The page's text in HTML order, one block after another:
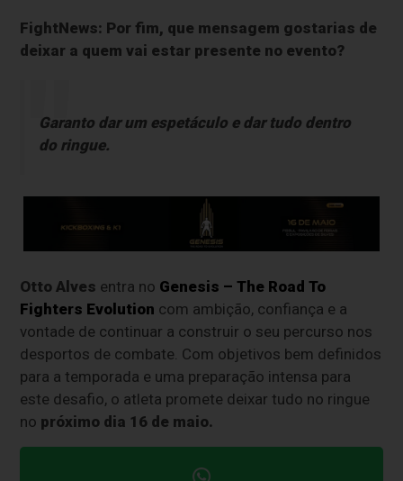
FightNews: Por fim, que mensagem gostarias de
deixar a quem vai estar presente no evento?
Garanto dar um espetáculo e dar tudo dentro
do ringue.
Otto Alves entra no Genesis – The Road To
Fighters Evolution com ambição, confiança e a
vontade de continuar a construir o seu percurso nos
desportos de combate. Com objetivos bem definidos
para a temporada e uma preparação intensa para
este desafio, o atleta promete deixar tudo no ringue
no próximo dia 16 de maio.